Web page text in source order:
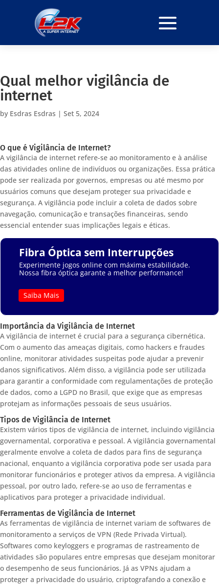
Qual melhor vigilância de
internet
by Esdras Esdras | Set 5, 2024
O que é Vigilância de Internet?
A vigilância de internet refere-se ao monitoramento e à análise
das atividades online de indivíduos ou organizações. Essa prática
pode ser realizada por governos, empresas ou até mesmo por
usuários comuns que desejam proteger sua privacidade e
segurança. A vigilância pode incluir a coleta de dados sobre
navegação, comunicação e transações financeiras, sendo
essencial entender suas implicações legais e éticas.
Fibra Óptica sem Interrupções
Experimente jogos online com máxima estabilidade.
Nossa fibra óptica garante a melhor performance!
Saiba Mais
Importância da Vigilância de Internet
A vigilância de internet é crucial para a segurança cibernética.
Com o aumento das ameaças digitais, como hackers e fraudes
online, monitorar atividades suspeitas pode ajudar a prevenir
danos significativos. Além disso, a vigilância pode ser utilizada
para garantir a conformidade com regulamentações de proteção
de dados, como a LGPD no Brasil, que exige que as empresas
protejam as informações pessoais de seus usuários.
Tipos de Vigilância de Internet
Existem vários tipos de vigilância de internet, incluindo vigilância
governamental, corporativa e pessoal. A vigilância governamental
geralmente envolve a coleta de dados para fins de segurança
nacional, enquanto a vigilância corporativa pode ser usada para
monitorar funcionários e proteger ativos da empresa. A vigilância
pessoal, por outro lado, refere-se ao uso de ferramentas e
aplicativos para proteger a privacidade individual.
Ferramentas de Vigilância de Internet
As ferramentas de vigilância de internet variam de softwares de
monitoramento a serviços de VPN (Rede Privada Virtual).
Softwares como keyloggers e programas de rastreamento de
atividades são populares entre empresas que desejam monitorar
o desempenho de seus funcionários. Já as VPNs ajudam a
proteger a privacidade do usuário, criptografando a conexão e